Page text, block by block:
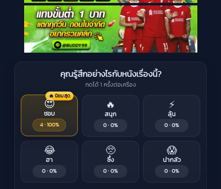
คุณรู้สึกอย่างไรกับหนังเรื่องนี้?
กดได้ 1 ครั้งต่อเครื่อง
🔥 นิยมสุด
😍
ชอบ
4 · 100%
🔥
สนุก
0 · 0%
⚡
ลุ้น
0 · 0%
😂
ฮา
0 · 0%
🥺
ซึ้ง
0 · 0%
😱
น่ากลัว
0 · 0%